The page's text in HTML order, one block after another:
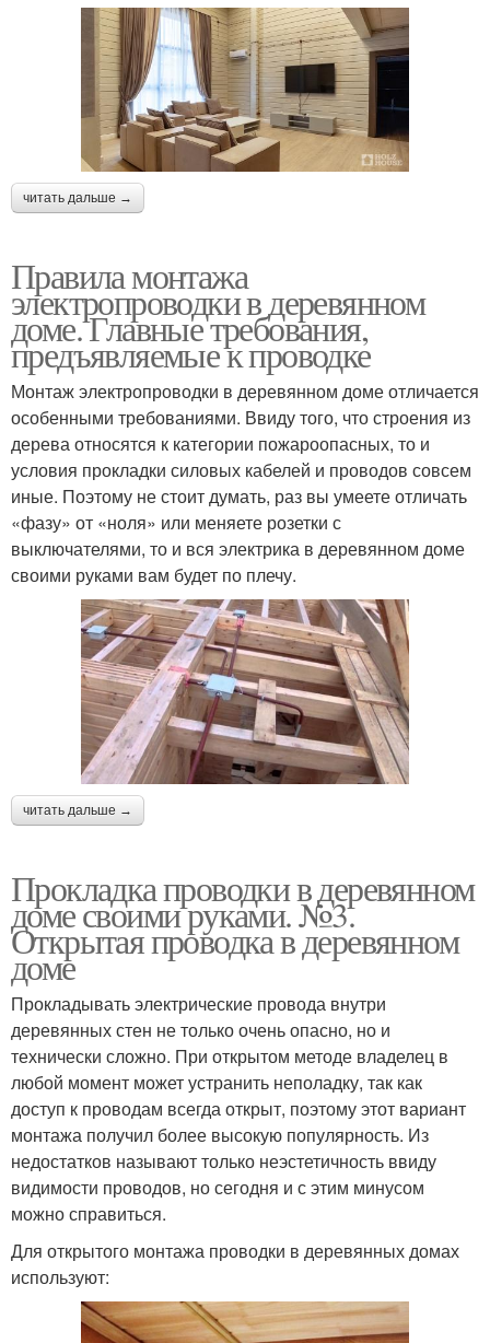
читать дальше →
Правила монтажа
электропроводки в деревянном
доме. Главные требования,
предъявляемые к проводке
Монтаж электропроводки в деревянном доме отличается
особенными требованиями. Ввиду того, что строения из
дерева относятся к категории пожароопасных, то и
условия прокладки силовых кабелей и проводов совсем
иные. Поэтому не стоит думать, раз вы умеете отличать
«фазу» от «ноля» или меняете розетки с
выключателями, то и вся электрика в деревянном доме
своими руками вам будет по плечу.
читать дальше →
Прокладка проводки в деревянном
доме своими руками. №3.
Открытая проводка в деревянном
доме
Прокладывать электрические провода внутри
деревянных стен не только очень опасно, но и
технически сложно. При открытом методе владелец в
любой момент может устранить неполадку, так как
доступ к проводам всегда открыт, поэтому этот вариант
монтажа получил более высокую популярность. Из
недостатков называют только неэстетичность ввиду
видимости проводов, но сегодня и с этим минусом
можно справиться.
Для открытого монтажа проводки в деревянных домах
используют: